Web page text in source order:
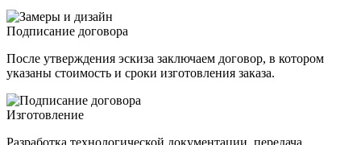
Подписание договора
После утверждения эскиза заключаем договор, в котором
указаны стоимость и сроки изготовления заказа.
Изготовление